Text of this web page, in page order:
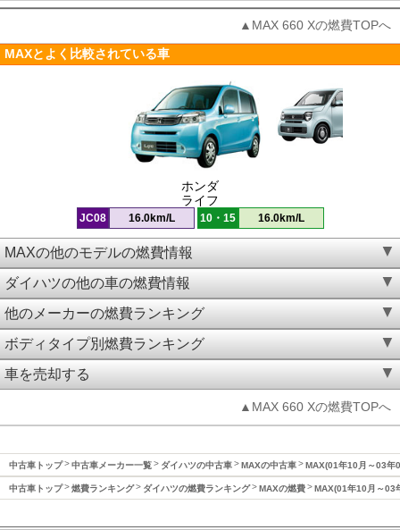
▲MAX 660 Xの燃費TOPへ
MAXとよく比較されている車
ホンダ
ライフ
JC08 16.0km/L 10・15 16.0km/L
MAXの他のモデルの燃費情報
ダイハツの他の車の燃費情報
他のメーカーの燃費ランキング
ボディタイプ別燃費ランキング
車を売却する
▲MAX 660 Xの燃費TOPへ
中古車トップ 中古車メーカー一覧 ダイハツの中古車 MAXの中古車 MAX(01年10月～03年
中古車トップ 燃費ランキング ダイハツの燃費ランキング MAXの燃費 MAX(01年10月～03